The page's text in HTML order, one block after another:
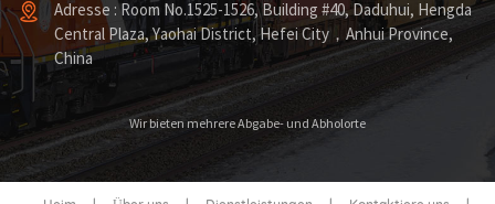
Adresse : Room No.1525-1526, Building #40, Daduhui, Hengda
Central Plaza, Yaohai District, Hefei City，Anhui Province,
China
Wir bieten mehrere Abgabe- und Abholorte